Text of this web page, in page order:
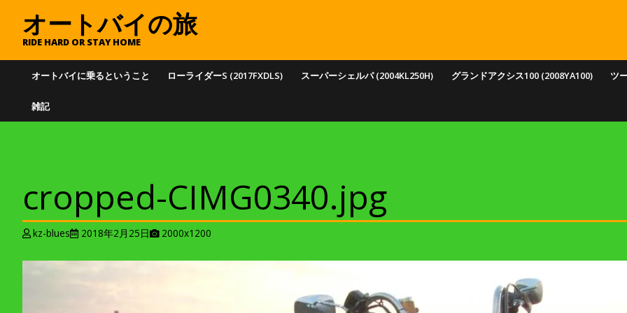
オートバイに乗るということ ローライダーS (2017FXDLS) スーパーシェルパ (2004KL250H) グランドアクシス100 (2008YA100) ツ
雑記
オートバイの旅
RIDE HARD OR STAY HOME
cropped-CIMG0340.jpg
kz-blues 2018年2月25日 A
a
2000x1200